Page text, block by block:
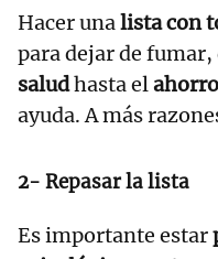
Hacer unalista con
para dejar de
saludhasta elahorro
ayuda. A más
2- Repasar la lista
Es importante estar